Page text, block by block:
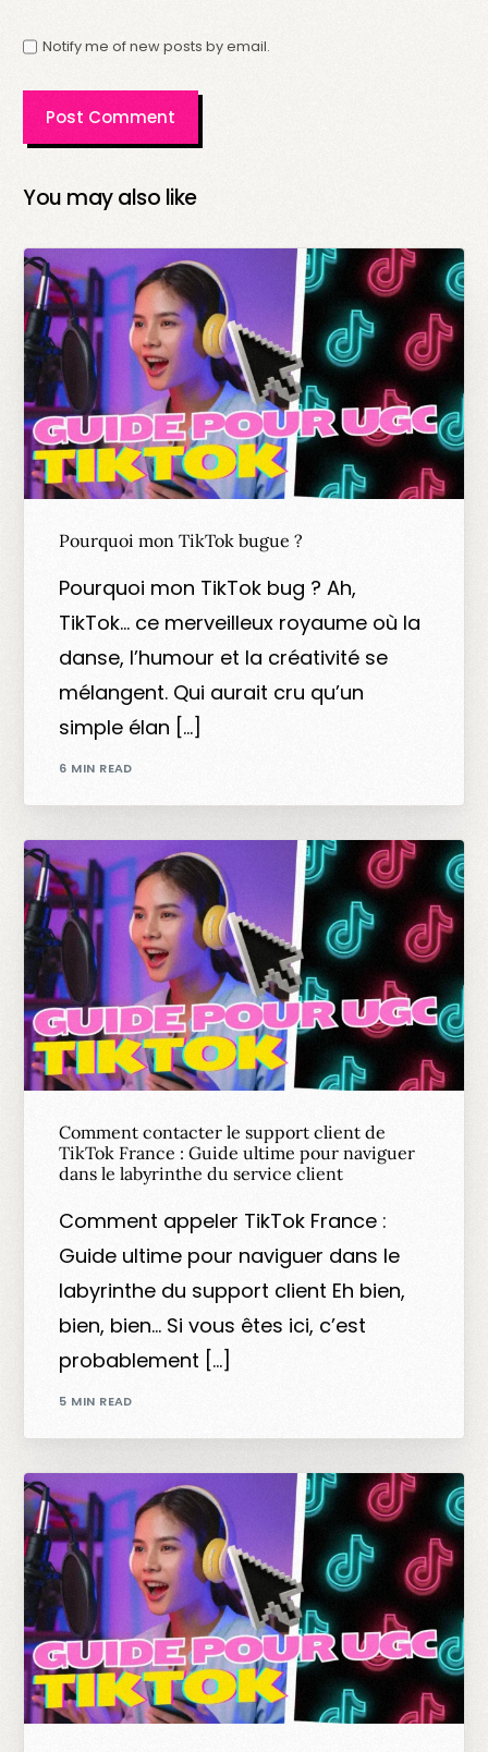
Notify me of new posts by email.
You may also like
Pourquoi mon TikTok bugue ?
Pourquoi mon TikTok bug ? Ah,
TikTok… ce merveilleux royaume où la
danse, l’humour et la créativité se
mélangent. Qui aurait cru qu’un
simple élan […]
6 MIN READ
Comment contacter le support client de
TikTok France : Guide ultime pour naviguer
dans le labyrinthe du service client
Comment appeler TikTok France :
Guide ultime pour naviguer dans le
labyrinthe du support client Eh bien,
bien, bien… Si vous êtes ici, c’est
probablement […]
5 MIN READ